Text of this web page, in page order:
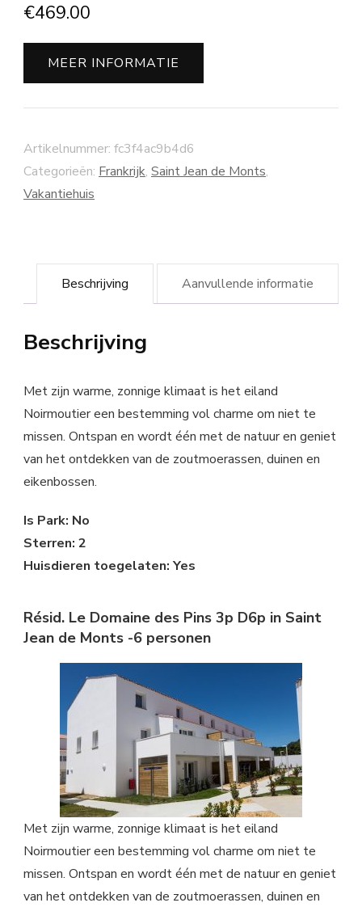
€469.00
MEER INFORMATIE
Artikelnummer: fc3f4ac9b4d6
Categorieën: Frankrijk, Saint Jean de Monts,
Vakantiehuis
Beschrijving Aanvullende informatie
Beschrijving
Met zijn warme, zonnige klimaat is het eiland
Noirmoutier een bestemming vol charme om niet te
missen. Ontspan en wordt één met de natuur en geniet
van het ontdekken van de zoutmoerassen, duinen en
eikenbossen.
Is Park: No
Sterren: 2
Huisdieren toegelaten: Yes
Résid. Le Domaine des Pins 3p D6p in Saint
Jean de Monts -6 personen
Met zijn warme, zonnige klimaat is het eiland
Noirmoutier een bestemming vol charme om niet te
missen. Ontspan en wordt één met de natuur en geniet
van het ontdekken van de zoutmoerassen, duinen en